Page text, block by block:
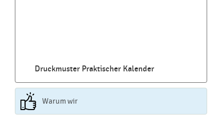
Druckmuster Praktischer Kalender
Warum wir